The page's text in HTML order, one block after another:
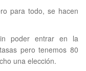
para todo, se hacen
poder entrar en la
pero tenemos 80
una elección.